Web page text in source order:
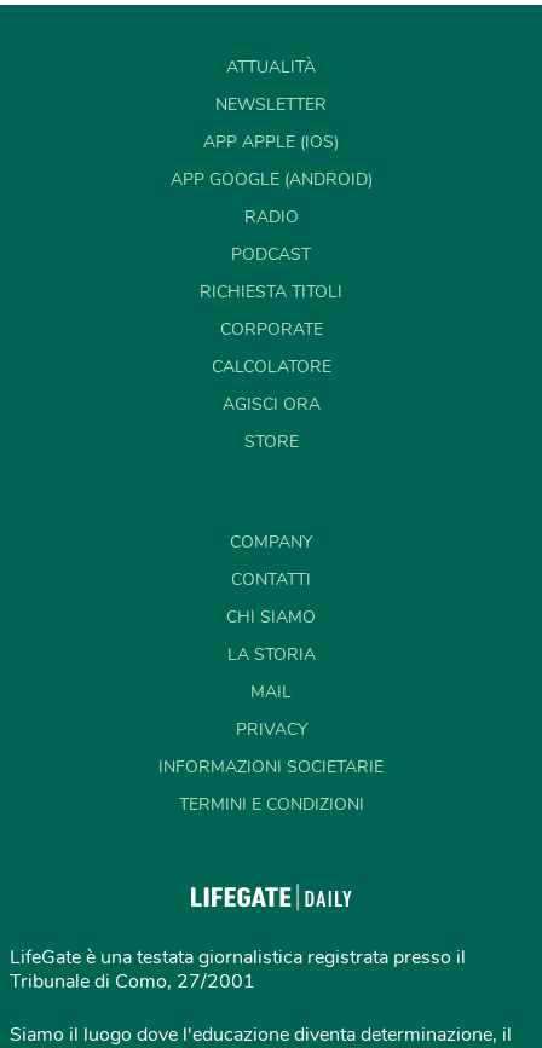
ATTUALITÀ
NEWSLETTER
APP APPLE (IOS)
APP GOOGLE (ANDROID)
RADIO
PODCAST
RICHIESTA TITOLI
CORPORATE
CALCOLATORE
AGISCI ORA
STORE
COMPANY
CONTATTI
CHI SIAMO
LA STORIA
MAIL
PRIVACY
INFORMAZIONI SOCIETARIE
TERMINI E CONDIZIONI
LifeGate è una testata giornalistica registrata presso il
Tribunale di Como, 27/2001
Siamo il luogo dove l'educazione diventa determinazione, il